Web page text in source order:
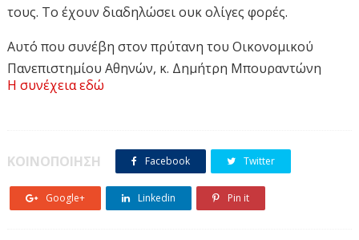
τους. Το έχουν διαδηλώσει ουκ ολίγες φορές.
Αυτό που συνέβη στον πρύτανη του Οικονομικού
Πανεπιστημίου Αθηνών, κ. Δημήτρη Μπουραντώνη
προσβάλλει το σύνολο της κοινωνίας
αυτούς τους «επαναστάτες»που θέλουν δια της
μεταξύ τους αλληλεγγύης να τρομοκρατήσουν τους
διαφωνούντες.
Η συνέχεια εδώ
ΚΟΙΝΟΠΟΙΗΣΗ Facebook Twitter
Google+ Linkedin Pin it